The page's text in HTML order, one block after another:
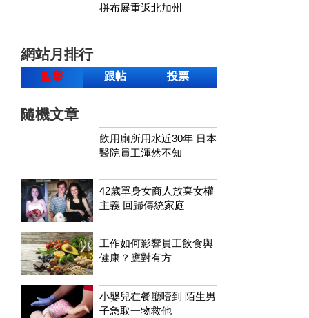
拼布展重返北加州
網站月排行
點擊 跟帖 投票
隨機文章
飲用廁所用水近30年 日本
醫院員工渾然不知
42歲單身女商人放棄女權
主義 回歸傳統家庭
工作如何影響員工飲食與
健康？應對有方
小嬰兒在餐廳噎到 陌生男
子急取一物救他